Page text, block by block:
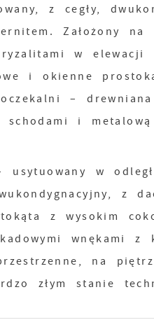
z cegły,
Założony
w elewacji
i okienne
–
schodami i
usytuowany w
z
z wysokim
wnękami
na
złym stanie